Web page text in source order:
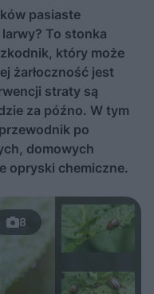
pasiaste
To stonka
który może
żarłoczność jest
straty są
za późno. W tym
po
domowych
opryski chemiczne.
8